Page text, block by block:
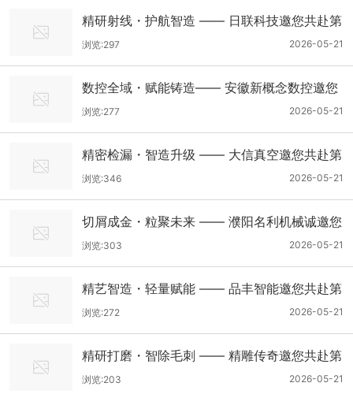
精研射线・护航智造 —— 日联科技邀您共赴第
五届中国轻量化产业大会
2026-05-21
浏览:297
数控全域・赋能铸造—— 安徽新概念数控邀您
共赴第五届中国轻量化产业大会
2026-05-21
浏览:277
精密检漏・智造升级 —— 大信真空邀您共赴第
五届中国轻量化产业大会
2026-05-21
浏览:346
切屑成金・粒聚未来 —— 濮阳名利机械诚邀您
共赴第五届中国轻量化产业大会
2026-05-21
浏览:303
精艺智造・轻量赋能 —— 品丰智能邀您共赴第
五届中国轻量化产业大会
2026-05-21
浏览:272
精研打磨・智除毛刺 —— 精雕传奇邀您共赴第
五届中国轻量化产业大会
2026-05-21
浏览:203